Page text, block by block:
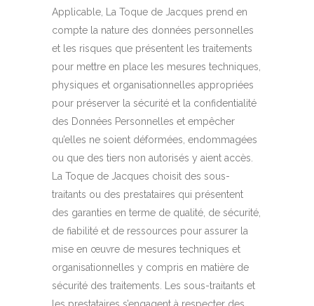
Applicable, La Toque de Jacques prend en
compte la nature des données personnelles
et les risques que présentent les traitements
pour mettre en place les mesures techniques,
physiques et organisationnelles appropriées
pour préserver la sécurité et la confidentialité
des Données Personnelles et empêcher
qu’elles ne soient déformées, endommagées
ou que des tiers non autorisés y aient accès.
La Toque de Jacques choisit des sous-
traitants ou des prestataires qui présentent
des garanties en terme de qualité, de sécurité,
de fiabilité et de ressources pour assurer la
mise en œuvre de mesures techniques et
organisationnelles y compris en matière de
sécurité des traitements. Les sous-traitants et